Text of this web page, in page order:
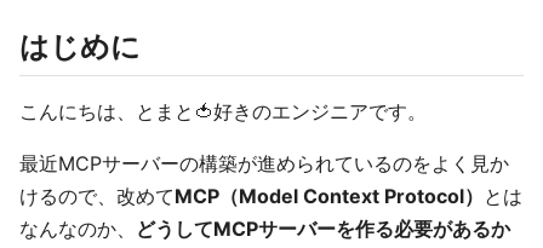
はじめに
こんにちは、とまと🍅好きのエンジニアです。
最近MCPサーバーの構築が進められているのをよく見か
けるので、改めてMCP（Model Context Protocol） とは
なんなのか、 どうしてMCPサーバーを作る必要があるか